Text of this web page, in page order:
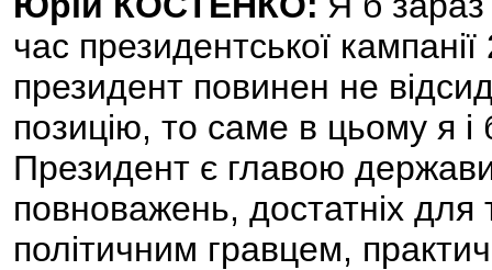
час президентської
президент повинен не
позицію, то саме в цьому я і
Президент є главою
повноважень, достатніх
політичним гравцем,